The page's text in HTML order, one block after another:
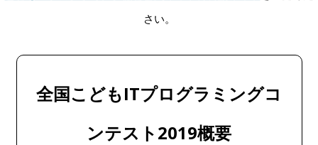
さい。
全国こどもITプログラミングコ
ンテスト2019概要